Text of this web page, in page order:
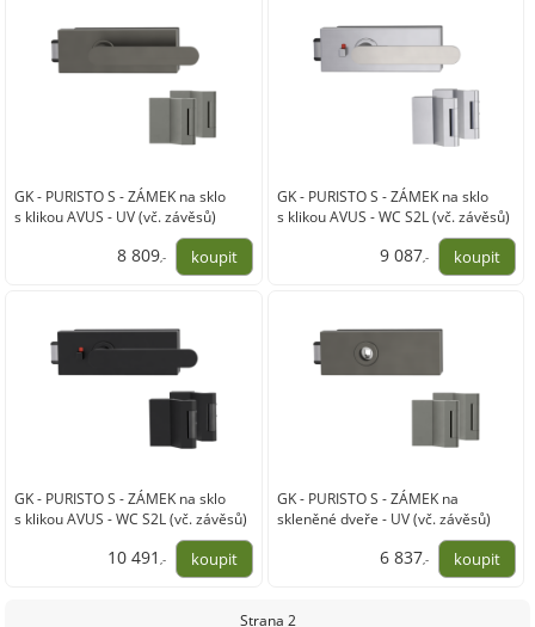
GK - PURISTO S - ZÁMEK na sklo
s klikou AVUS - UV (vč. závěsů)
8 809,-
GK - PURISTO S - ZÁMEK na sklo
s klikou AVUS - WC S2L (vč. závěsů)
9 087,-
GK - PURISTO S - ZÁMEK na sklo
s klikou AVUS - WC S2L (vč. závěsů)
10 491,-
GK - PURISTO S - ZÁMEK na
skleněné dveře - UV (vč. závěsů)
6 837,-
Strana 2